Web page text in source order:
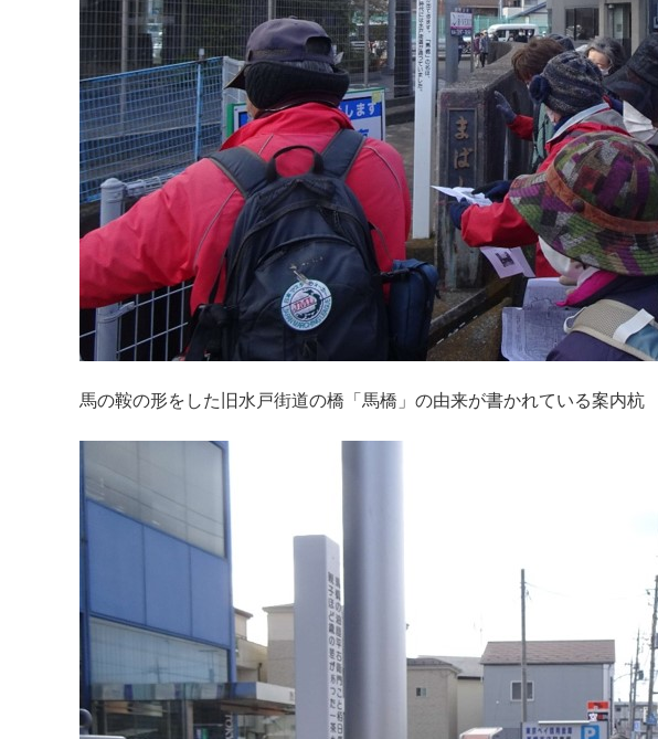
馬の鞍の形をした旧水戸街道の橋「馬橋」の由来が書かれている案内杭